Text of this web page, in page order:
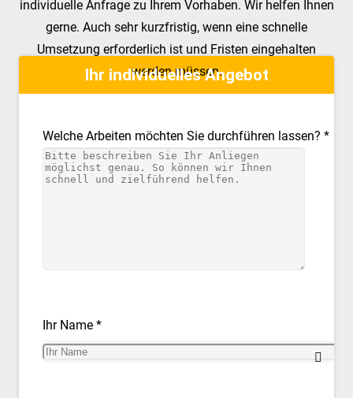
individuelle Anfrage zu Ihrem Vorhaben. Wir helfen Ihnen
gerne. Auch sehr kurzfristig, wenn eine schnelle
Umsetzung erforderlich ist und Fristen eingehalten
werden müssen.
Ihr individuelles Angebot
Welche Arbeiten möchten Sie durchführen lassen? *
Ihr Name *